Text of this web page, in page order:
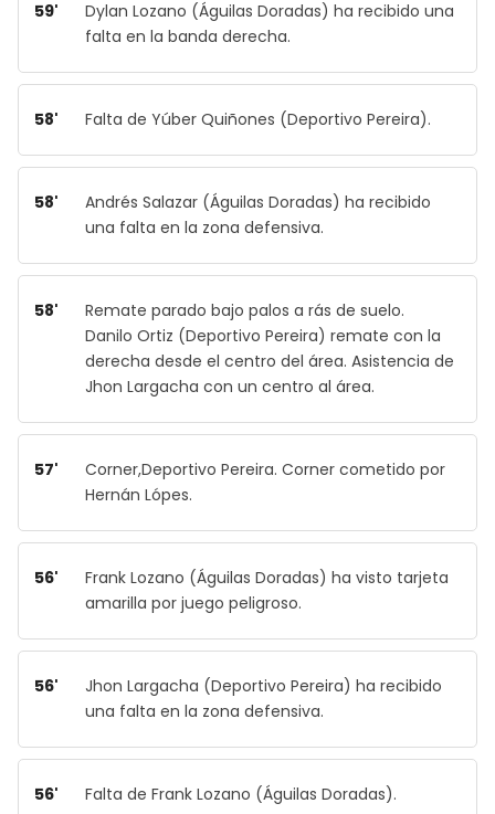
59'
Dylan Lozano (Águilas Doradas) ha recibido una
falta en la banda derecha.
58' Falta de Yúber Quiñones (Deportivo Pereira).
58'
Andrés Salazar (Águilas Doradas) ha recibido
una falta en la zona defensiva.
58'
Remate parado bajo palos a rás de suelo.
Danilo Ortiz (Deportivo Pereira) remate con la
derecha desde el centro del área. Asistencia de
Jhon Largacha con un centro al área.
57'
Corner,Deportivo Pereira. Corner cometido por
Hernán Lópes.
56'
Frank Lozano (Águilas Doradas) ha visto tarjeta
amarilla por juego peligroso.
56'
Jhon Largacha (Deportivo Pereira) ha recibido
una falta en la zona defensiva.
56' Falta de Frank Lozano (Águilas Doradas).